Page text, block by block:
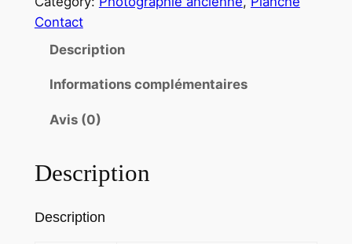
n
t
I
A
Contact
Description
Informations complémentaires
Avis (0)
Description
Description